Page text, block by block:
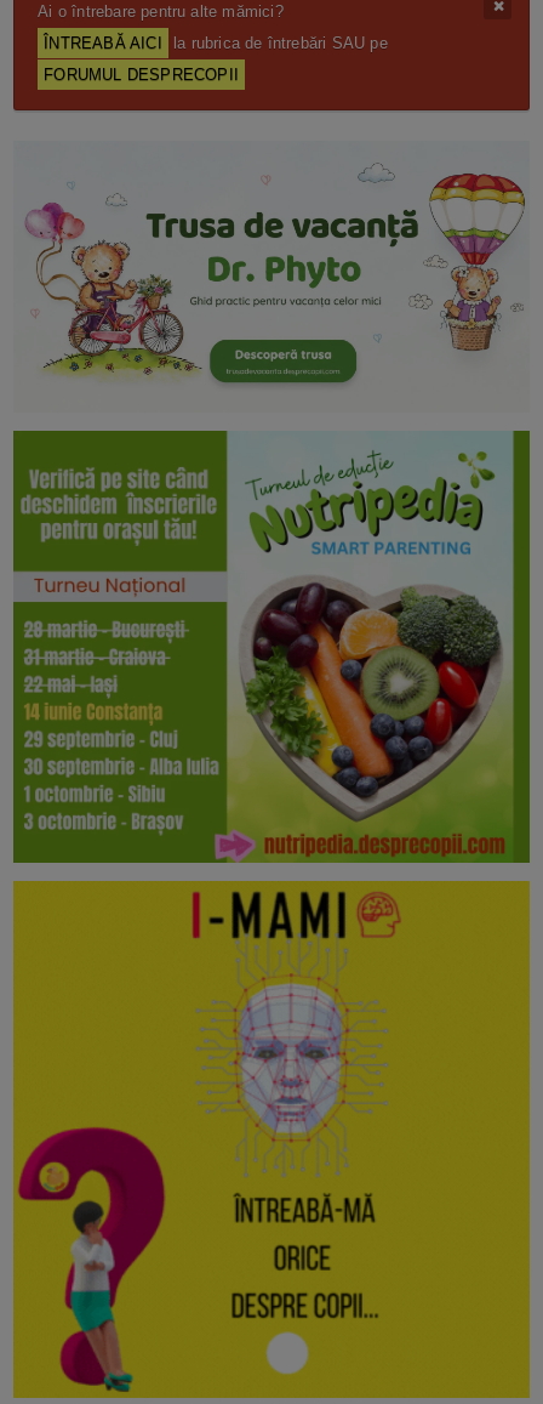
Ai o întrebare pentru alte mămici?
ÎNTREABĂ AICI
la rubrica de întrebări SAU pe
FORUMUL DESPRECOPII